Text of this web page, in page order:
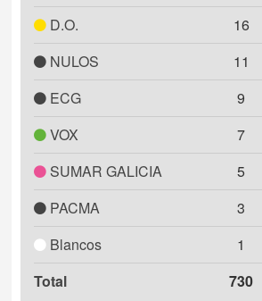
D.O.
16
NULOS
11
ECG
9
VOX
7
SUMAR GALICIA
5
PACMA
3
Blancos
1
Total
730